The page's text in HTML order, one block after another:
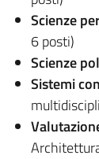
Scienze
6 posti)
Scienze
Sistemi